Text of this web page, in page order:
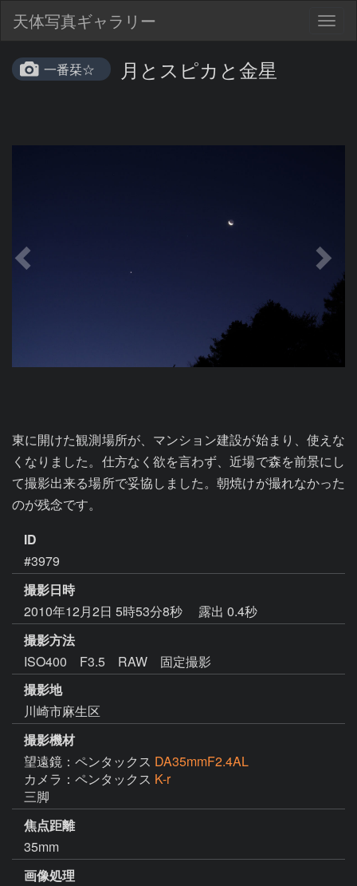
天体写真ギャラリー
一番栞☆ 月とスピカと金星
東に開けた観測場所が、マンション建設が始まり、使えな
くなりました。仕方なく欲を言わず、近場で森を前景にし
て撮影出来る場所で妥協しました。朝焼けが撮れなかった
のが残念です。
ID
#3979
撮影日時
2010年12月2日 5時53分8秒
露出 0.4秒
撮影方法
ISO400 F3.5 RAW 固定撮影
撮影地
川崎市麻生区
撮影機材
望遠鏡：ペンタックス DA35mmF2.4AL
カメラ：ペンタックス K-r
三脚
焦点距離
35mm
画像処理